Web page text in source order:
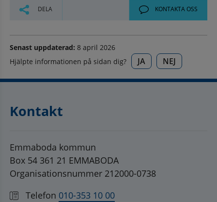
DELA KONTAKTA OSS
Senast uppdaterad: 8 april 2026
Hjälpte informationen på sidan dig?
JA NEJ
Kontakt
Emmaboda kommun
Box 54 361 21 EMMABODA
Organisationsnummer 212000-0738
Telefon 010-353 10 00